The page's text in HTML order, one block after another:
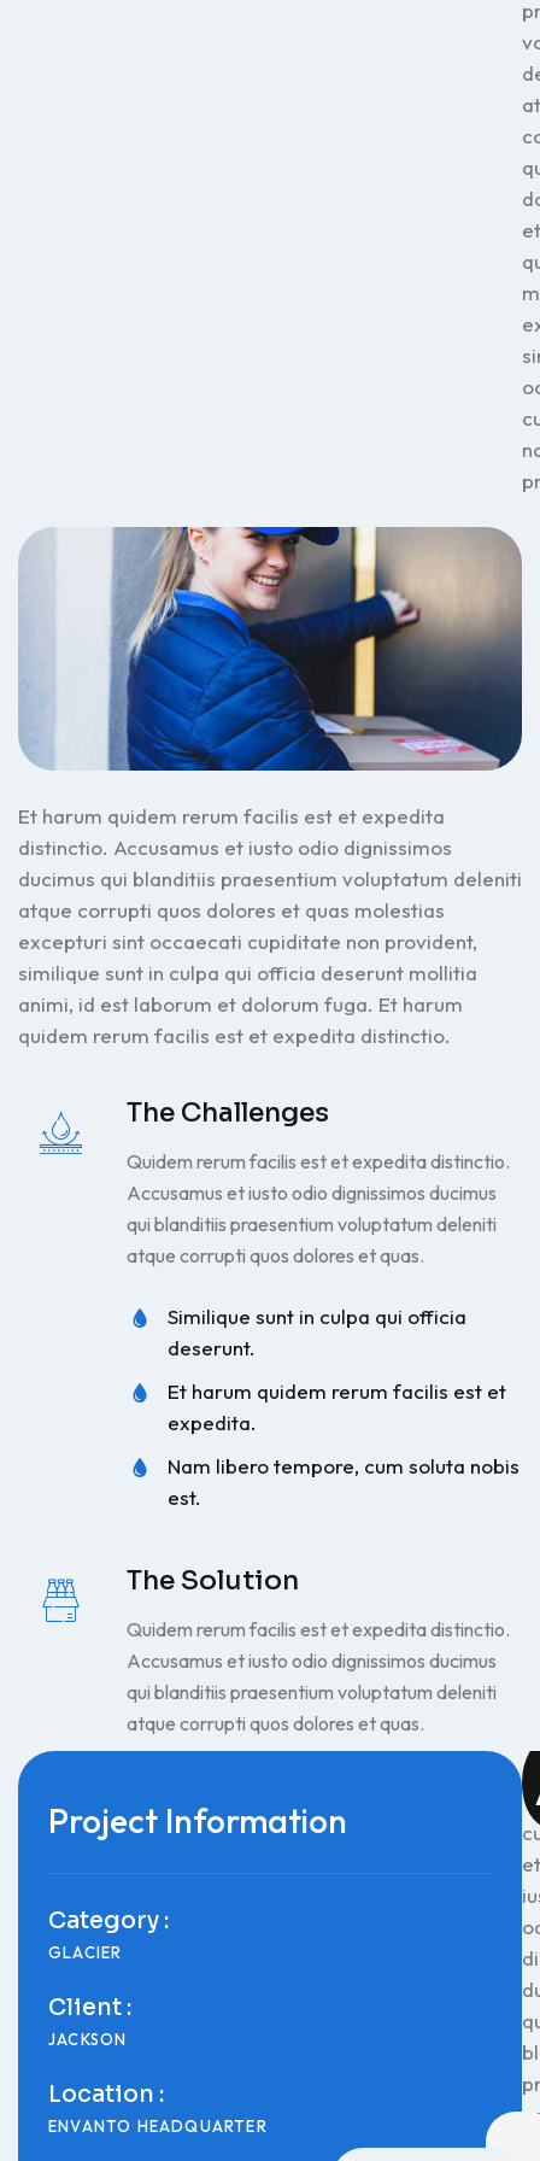
et
Et harum quidem rerum facilis est et expedita
distinctio. Accusamus et iusto odio dignissimos
ducimus qui blanditiis praesentium voluptatum deleniti
atque corrupti quos dolores et quas molestias
excepturi sint occaecati cupiditate non provident,
similique sunt in culpa qui officia deserunt mollitia
animi, id est laborum et dolorum fuga. Et harum
quidem rerum facilis est et expedita distinctio.
The Challenges
Quidem rerum facilis est et expedita distinctio.
Accusamus et iusto odio dignissimos ducimus
qui blanditiis praesentium voluptatum deleniti
atque corrupti quos dolores et quas.
Similique sunt in culpa qui officia
deserunt.
Et harum quidem rerum facilis est et
expedita.
Nam libero tempore, cum soluta nobis
est.
The Solution
Quidem rerum facilis est et expedita distinctio.
Accusamus et iusto odio dignissimos ducimus
qui blanditiis praesentium voluptatum deleniti
atque corrupti quos dolores et quas.
Project Information
Category :
GLACIER
Client :
JACKSON
Location :
ENVANTO HEADQUARTER
et